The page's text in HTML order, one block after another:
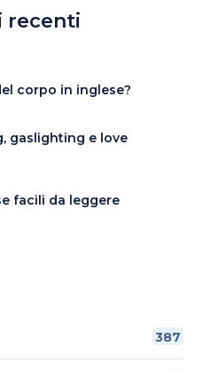
recenti
corpo in inglese?
gaslighting e love
facili da leggere
387